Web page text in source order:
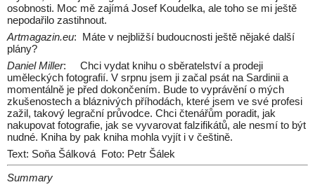
osobnosti. Moc mě zajímá Josef Koudelka, ale toho se mi ještě
nepodařilo zastihnout.
Artmagazin.eu: Máte v nejbližší budoucnosti ještě nějaké další
plány?
Daniel Miller: Chci vydat knihu o sběratelství a prodeji
uměleckých fotografií. V srpnu jsem ji začal psát na Sardinii a
momentálně je před dokončením. Bude to vyprávění o mých
zkušenostech a bláznivých příhodách, které jsem ve své profesi
zažil, takový legrační průvodce. Chci čtenářům poradit, jak
nakupovat fotografie, jak se vyvarovat falzifikátů, ale nesmí to být
nudné. Kniha by pak kniha mohla vyjít i v češtině.
Text: Soňa Šálková Foto: Petr Šálek
Summary